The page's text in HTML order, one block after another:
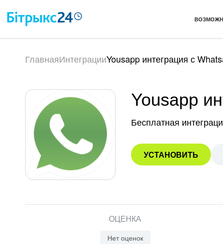
ГлавнаяИнтеграцииYousapp интеграция с
Yousapp
Бесплатная
УСТАНОВИТЬ
ОЦЕНКА
Нет оценок